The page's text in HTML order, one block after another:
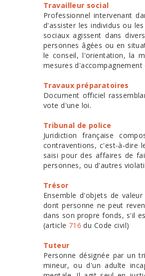
Travailleur social
Professionnel intervenant
d'assister les individus ou
sociaux agissent dans
personnes âgées ou en
le conseil, l'orientation, la
mesures
Travaux préparatoires
Document officiel
vote d'une loi.
Tribunal de police
Juridiction française
contraventions, c'est-à-dire
saisi pour des affaires de
personnes, ou d'autres
Trésor
Ensemble d'objets de
dont personne ne peut
dans son propre fonds, s'il
(article 716 du Code civil)
Tuteur
Personne désignée par un
mineur, ou d'un adulte